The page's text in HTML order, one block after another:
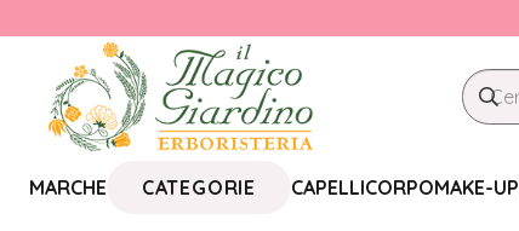
MARCHE CATEGORIE CAPELLICORPOMAKE-UP